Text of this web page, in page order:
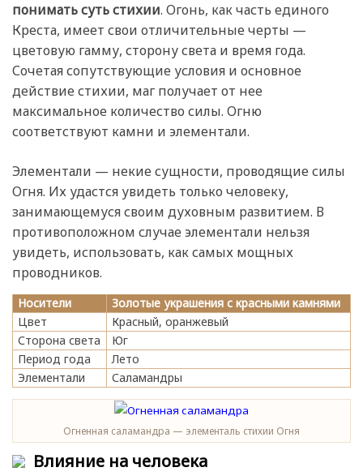
понимать суть стихии. Огонь, как часть единого
Креста, имеет свои отличительные черты —
цветовую гамму, сторону света и время года.
Сочетая сопутствующие условия и основное
действие стихии, маг получает от нее
максимальное количество силы. Огню
соответствуют камни и элементали.
Элементали — некие сущности, проводящие силы
Огня. Их удастся увидеть только человеку,
занимающемуся своим духовным развитием. В
противоположном случае элементали нельзя
увидеть, использовать, как самых мощных
проводников.
Носители
Золотые украшения с красными камнями
Цвет
Красный, оранжевый
Сторона света
Юг
Период года
Лето
Элементали
Саламандры
Огненная саламандра — элементаль стихии Огня
Влияние на человека